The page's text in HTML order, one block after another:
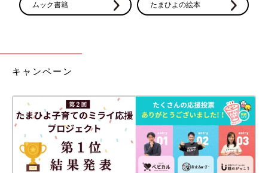
ムック書籍 たまひよの絵本
キャンペーン